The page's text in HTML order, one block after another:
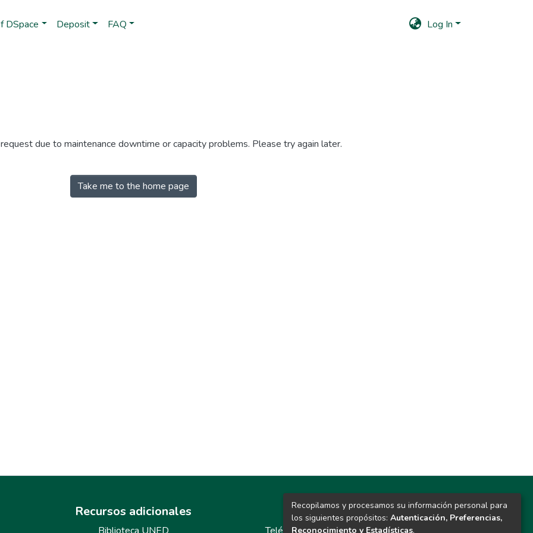
DSpace Deposit FAQ Log In
due to maintenance downtime or capacity problems. Please try again later.
Take me to the home page
Recursos adicionales Contacto
Recopilamos y procesamos su información personal para
los siguientes propósitos: Autenticación, Preferencias,
Reconocimiento y Estadísticas.